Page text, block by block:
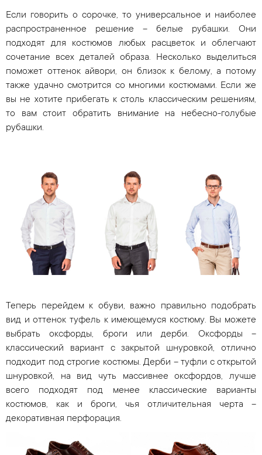
Если говорить о сорочке, то универсальное и наиболее
распространенное решение – белые рубашки. Они
подходят для костюмов любых расцветок и облегчают
сочетание всех деталей образа. Несколько выделиться
поможет оттенок айвори, он близок к белому, а потому
также удачно смотрится со многими костюмами. Если же
вы не хотите прибегать к столь классическим решениям,
то вам стоит обратить внимание на небесно-голубые
рубашки.
Теперь перейдем к обуви, важно правильно подобрать
вид и оттенок туфель к имеющемуся костюму. Вы можете
выбрать оксфорды, броги или дерби. Оксфорды –
классический вариант с закрытой шнуровкой, отлично
подходит под строгие костюмы. Дерби – туфли с открытой
шнуровкой, на вид чуть массивнее оксфордов, лучше
всего подходят под менее классические варианты
костюмов, как и броги, чья отличительная черта –
декоративная перфорация.